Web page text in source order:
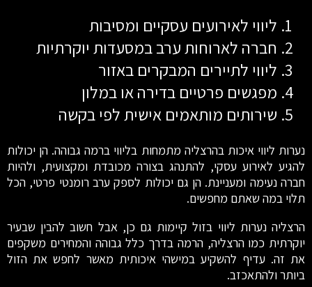
ליווי לאירועים עסקיים ומסיבות
חברה לארוחות ערב במסעדות יוקרתיות
ליווי לתיירים המבקרים באזור
מפגשים פרטיים בדירה או במלון
שירותים מותאמים אישית לפי בקשה
נערות ליווי איכות בהרצליה מתמחות בליווי ברמה גבוהה. הן יכולות
להגיע לאירוע עסקי, להתנהג בצורה מכובדת ומקצועית, ולהיות
חברה נעימה ומעניינת. הן גם יכולות לספק ערב רומנטי פרטי, הכל
תלוי במה שאתם מחפשים.
הרצליה נערות ליווי בזול קיימות גם כן, אבל חשוב להבין שבעיר
יוקרתית כמו הרצליה, הרמה בדרך כלל גבוהה והמחירים משקפים
את זה. עדיף להשקיע במישהי איכותית מאשר לחפש את הזול
ביותר ולהתאכזב.